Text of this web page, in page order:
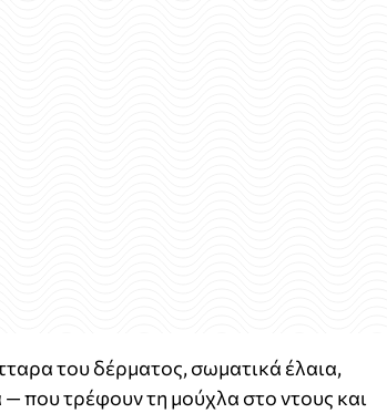
του δέρματος, σωματικά έλαια,
που τρέφουν τη μούχλα στο ντους και